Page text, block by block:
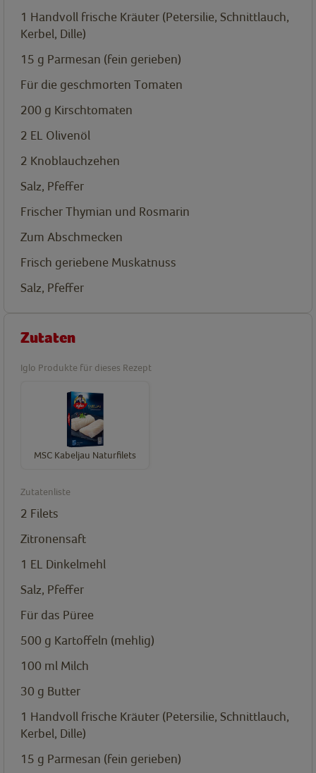
1 Handvoll frische Kräuter (Petersilie, Schnittlauch,
Kerbel, Dille)
15 g Parmesan (fein gerieben)
Für die geschmorten Tomaten
200 g Kirschtomaten
2 EL Olivenöl
2 Knoblauchzehen
Salz, Pfeffer
Frischer Thymian und Rosmarin
Zum Abschmecken
Frisch geriebene Muskatnuss
Salz, Pfeffer
Zutaten
Iglo Produkte für dieses Rezept
MSC Kabeljau Naturfilets
Zutatenliste
2 Filets
Zitronensaft
1 EL Dinkelmehl
Salz, Pfeffer
Für das Püree
500 g Kartoffeln (mehlig)
100 ml Milch
30 g Butter
1 Handvoll frische Kräuter (Petersilie, Schnittlauch,
Kerbel, Dille)
15 g Parmesan (fein gerieben)